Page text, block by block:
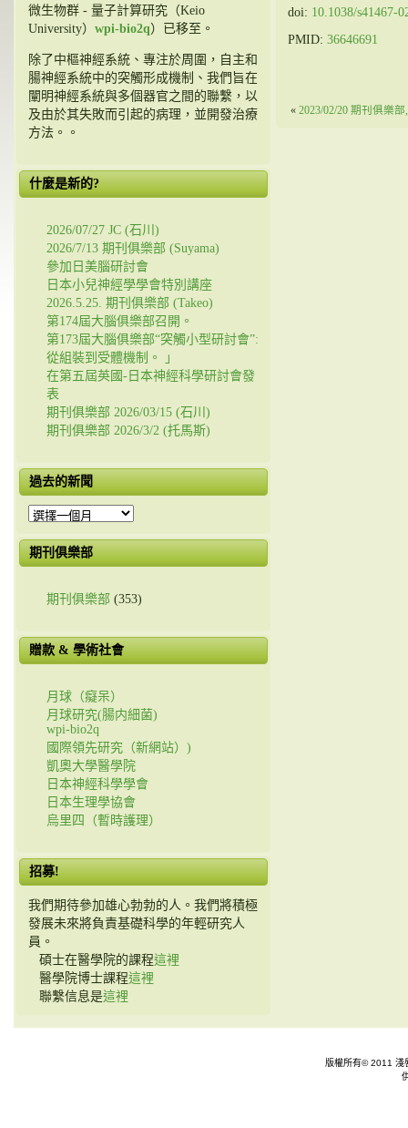
微生物群 - 量子計算研究（Keio
University） wpi-bio2q）已移至。
除了中樞神經系統、專注於周圍，自主和
腸神經系統中的突觸形成機制、我們旨在
闡明神經系統與多個器官之間的聯繫，以
及由於其失敗而引起的病理，並開發治療
方法。。
什麼是新的?
2026/07/27 JC (石川)
2026/7/13 期刊俱樂部 (Suyama)
參加日美腦研討會
日本小兒神經學學會特別講座
2026.5.25. 期刊俱樂部 (Takeo)
第174屆大腦俱樂部召開。
第173屆大腦俱樂部“突觸小型研討會”:
從組裝到受體機制。 」
在第五屆英國-日本神經科學研討會發
表
期刊俱樂部 2026/03/15 (石川)
期刊俱樂部 2026/3/2 (托馬斯)
過去的新聞
過
的
新
期刊俱樂部
期刊俱樂部 (353)
贈款 & 學術社會
月球（癡呆）
月球研究(腸内細菌)
wpi-bio2q
國際領先研究（新網站）)
凱奧大學醫學院
日本神經科學學會
日本生理學協會
烏里四（暫時護理）
招募!
我們期待參加雄心勃勃的人。我們將積極
發展未來將負責基礎科學的年輕研究人
員。
碩士在醫學院的課程這裡
醫學院博士課程這裡
聯繫信息是這裡
doi: 10.1038/s41467-
PMID: 36646691
« 2023/02/20 期刊俱樂
版權所有© 2011 淺